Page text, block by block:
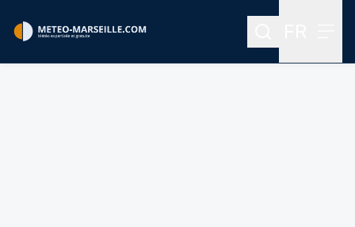
Rechercher